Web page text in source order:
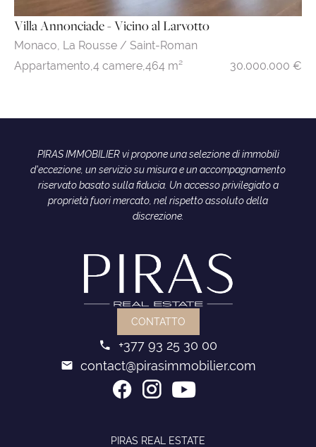
Villa Annonciade - Vicino al Larvotto
Monaco, La Rousse / Saint-Roman
Appartamento,4 camere,464 m² 30.000.000 €
PIRAS IMMOBILIER vi propone una selezione di immobili
d'eccezione, un servizio su misura e un accompagnamento
riservato basato sulla fiducia. Un accesso privilegiato a
proprietà fuori mercato, nel rispetto assoluto della
discrezione.
CONTATTO
+377 93 25 30 00
contact@pirasimmobilier.com
PIRAS REAL ESTATE